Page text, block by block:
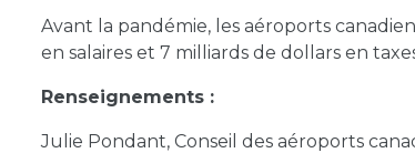
Avant la pandémie, les aéroports
en salaires et 7 milliards de dollars en
Renseignements :
Julie Pondant, Conseil des aéroports